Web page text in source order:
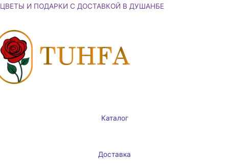
Перейти
содержимому
ЦВЕТЫ И ПОДАРКИ С ДОСТАВКОЙ В ДУШАНБЕ
Каталог
Доставка